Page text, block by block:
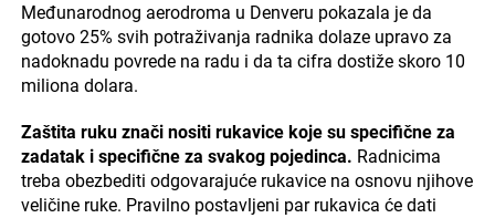
Međunarodnog aerodroma u Denveru pokazala je da
gotovo 25% svih potraživanja radnika dolaze upravo za
nadoknadu povrede na radu i da ta cifra dostiže skoro 10
miliona dolara.
Zaštita ruku znači nositi rukavice koje su specifične za
zadatak i specifične za svakog pojedinca. Radnicima
treba obezbediti odgovarajuće rukavice na osnovu njihove
veličine ruke. Pravilno postavljeni par rukavica će dati